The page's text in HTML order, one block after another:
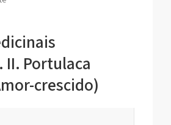
II. Portulaca
crescido)